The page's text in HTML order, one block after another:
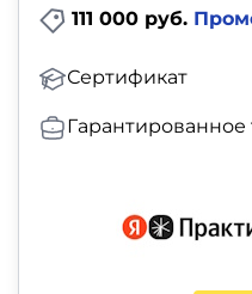
111 000 руб.
Сертификат
Гарантированное